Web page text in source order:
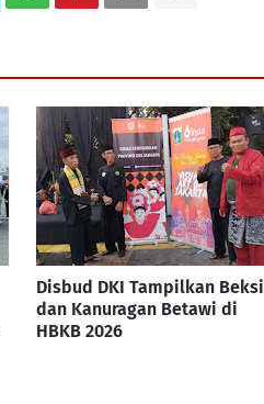
Disbud DKI Tampilkan Beksi
dan Kanuragan Betawi di
HBKB 2026